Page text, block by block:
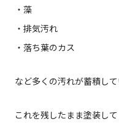
・藻
・排気汚れ
・落ち葉のカス
など多くの汚れが蓄積して
これを残したまま塗装して